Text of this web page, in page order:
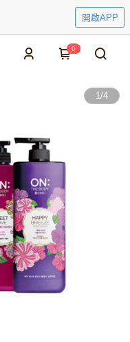
開啟APP
0
1/4